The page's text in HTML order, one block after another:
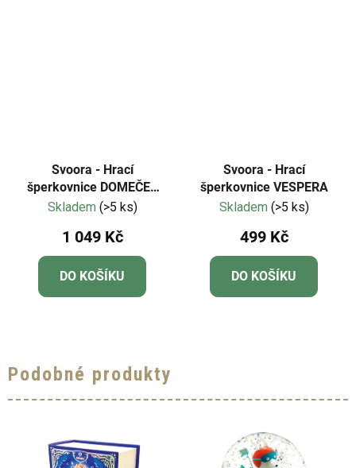
Svoora - Hrací
šperkovnice DOMEČEK
NA STROMĚ
Skladem (>5 ks)
1 049 Kč
DO KOŠÍKU
Svoora - Hrací
šperkovnice VESPERA
Skladem (>5 ks)
499 Kč
DO KOŠÍKU
Podobné produkty